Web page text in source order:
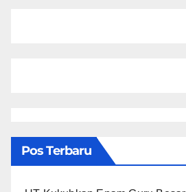
Pos Terbaru